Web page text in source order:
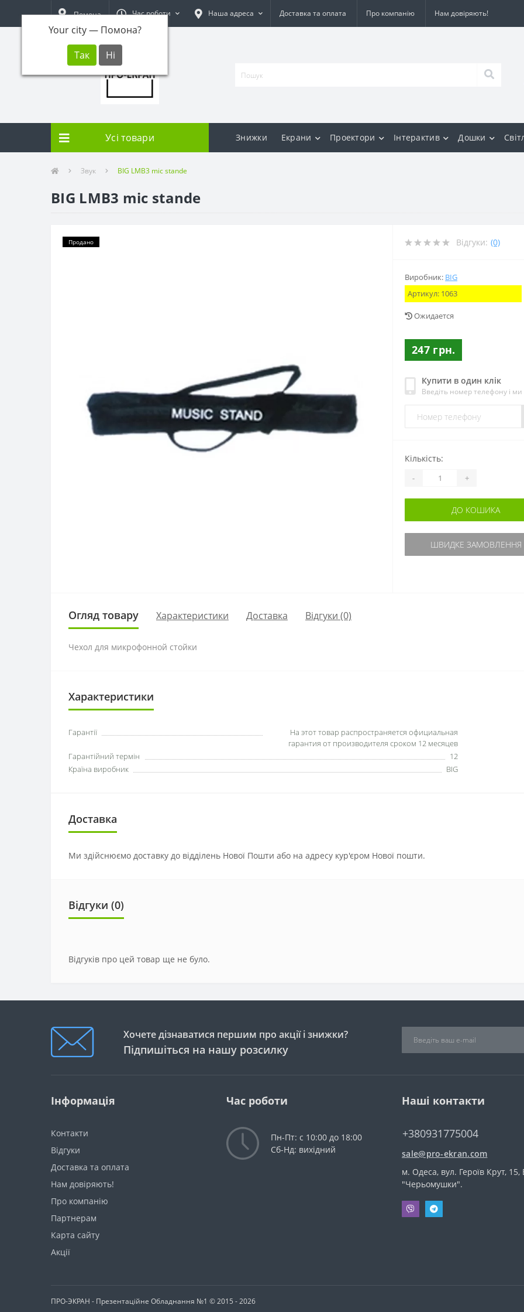
Помона
Your city — Помона?
Час роботи Наша адреса Доставка та оплата Про компанію Нам довіряють!
Усі товари Знижки Екрани Проектори Інтерактив Дошки
Звук BIG LMB3 mic stande
BIG LMB3 mic stande
Продано Відгуки: (0)
Виробник: BIG
Артикул: 1063
Ожидается
247 грн.
Купити в один клік
Введіть номер телефону і
Кількість:
- +
ДО КОШИКА
ШВИДКЕ ЗАМОВЛЕННЯ
Огляд товару Характеристики Доставка Відгуки (0)
Чехол для микрофонной стойки
Характеристики
Гарантії
На этот товар распространяется официальная
гарантия от производителя сроком 12 месяцев
Гарантійний термін
12
Країна виробник
BIG
Доставка
Ми здійснюємо доставку до відділень Нової Пошти або на адресу кур'єром Нової пошти.
Відгуки (0)
Відгуків про цей товар ще не було.
Хочете дізнаватися першим про акції і знижки?
Підпишіться на нашу розсилку
Інформація
Контакти
Відгуки
Доставка та оплата
Нам довіряють!
Про компанію
Партнерам
Карта сайту
Акції
Час роботи
Пн-Пт: с 10:00 до 18:00
Сб-Нд: вихідний
Наші контакти
+380931775004
sale@pro-ekran.com
м. Одеса, вул. Героїв Крут, 15,
"Черьомушки".
ПРО-ЭКРАН - Презентаційне Обладнання №1 © 2015 - 2026